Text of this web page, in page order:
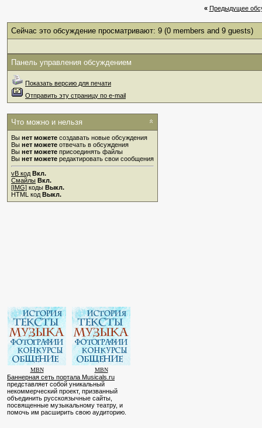
« Предыдущее
Сейчас это обсуждение просматривают: 9 (0 members and 9 guests)
Панель управления обсуждением
Показать версию для печати
Отправить эту страницу по e-mail
Что можно и нельзя
Вы нет можете создавать новые обсуждения
Вы нет можете отвечать в обсуждения
Вы нет можете присоединять файлы
Вы нет можете редактировать свои сообщения
vB код Вкл.
Смайлы Вкл.
[IMG] коды Выкл.
HTML код Выкл.
MBN MBN
Баннерная сеть портала Musicals.ru
представляет собой уникальный
некоммерческий проект, призванный
объединить русскоязычные сайты,
посвященные музыкальному театру, и
помочь им расширить свою аудиторию.